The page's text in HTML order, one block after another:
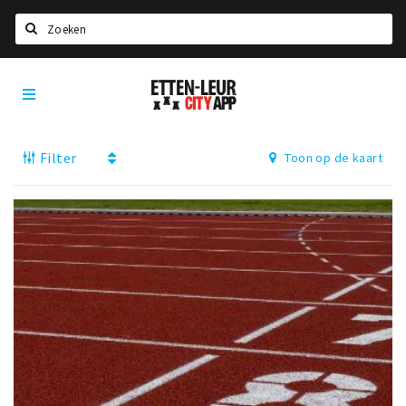
Home
Deals
Nieuws, interviews & blogs
Eten
Drinken
Slapen
Recreatief
Winkels
Etten-
Leur
Filter
Toon op de kaart